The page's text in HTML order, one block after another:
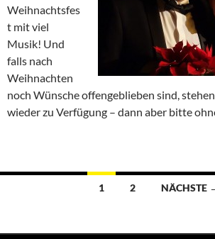
Weihnachtsfes
t mit viel
Musik! Und
falls nach
Weihnachten
noch Wünsche offengeblieben sind,
wieder zu Verfügung – dann aber bitte
Beitragsnavigation
1 2 NÄCHSTE